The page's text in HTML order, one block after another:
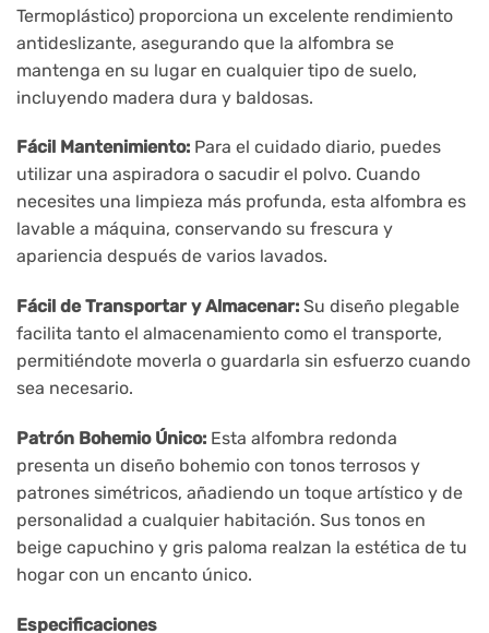
Termoplástico) proporciona un excelente rendimiento
antideslizante, asegurando que la alfombra se
mantenga en su lugar en cualquier tipo de suelo,
incluyendo madera dura y baldosas.
Fácil Mantenimiento: Para el cuidado diario, puedes
utilizar una aspiradora o sacudir el polvo. Cuando
necesites una limpieza más profunda, esta alfombra es
lavable a máquina, conservando su frescura y
apariencia después de varios lavados.
Fácil de Transportar y Almacenar: Su diseño plegable
facilita tanto el almacenamiento como el transporte,
permitiéndote moverla o guardarla sin esfuerzo cuando
sea necesario.
Patrón Bohemio Único: Esta alfombra redonda
presenta un diseño bohemio con tonos terrosos y
patrones simétricos, añadiendo un toque artístico y de
personalidad a cualquier habitación. Sus tonos en
beige capuchino y gris paloma realzan la estética de tu
hogar con un encanto único.
Especificaciones